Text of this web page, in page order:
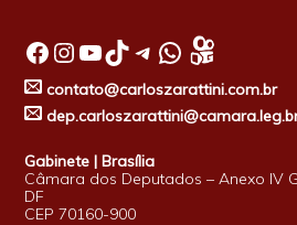
Facebook InstagramYoutube TikTok Telegram WhatsApp
contato@carloszarattini.com.br
Gabinete | Brasília
Câmara dos Deputados – Anexo IV
DF
CEP 70160-900